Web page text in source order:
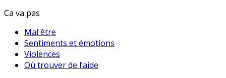
Ca va pas
Mal être
Sentiments et émotions
Violences
Où trouver de l’aide